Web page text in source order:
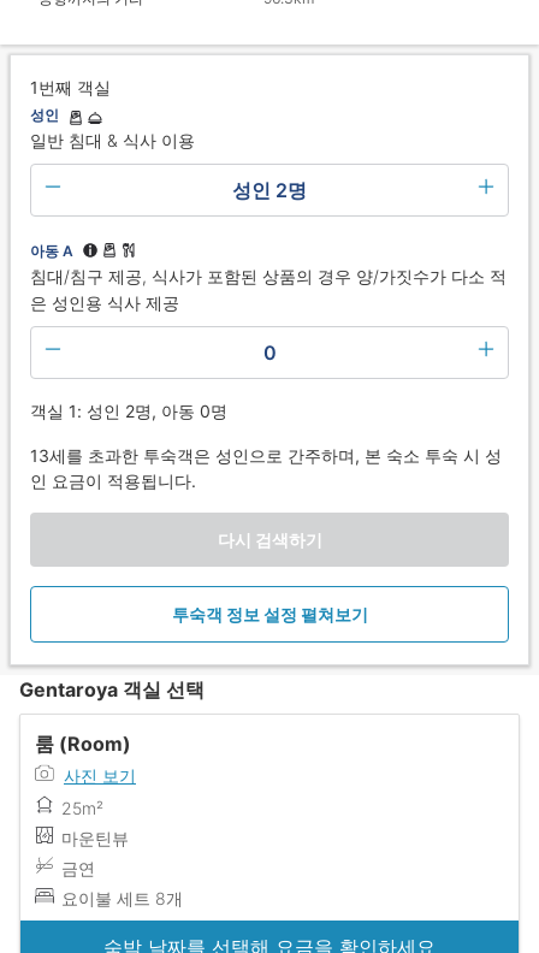
1번째 객실
성인
일반 침대 & 식사 이용
성인 2명
아동 A
침대/침구 제공, 식사가 포함된 상품의 경우 양/가짓수가 다소 적
은 성인용 식사 제공
0
객실 1: 성인 2명, 아동 0명
13세를 초과한 투숙객은 성인으로 간주하며, 본 숙소 투숙 시 성
인 요금이 적용됩니다.
다시 검색하기
투숙객 정보 설정 펼쳐보기
Gentaroya 객실 선택
룸 (Room)
사진 보기
25m²
마운틴뷰
금연
요이불 세트 8개
숙박 날짜를 선택해 요금을 확인하세요